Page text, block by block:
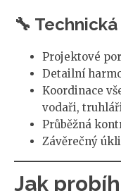
🔧
Projektové
Detailní
Koordinace
vodaři,
Průběžná
Závěrečný
Jak